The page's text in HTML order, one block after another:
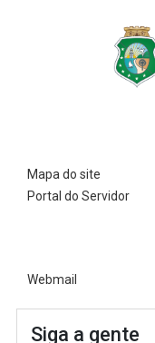
Mapa do site
Portal do Servidor
Webmail
Siga a gente